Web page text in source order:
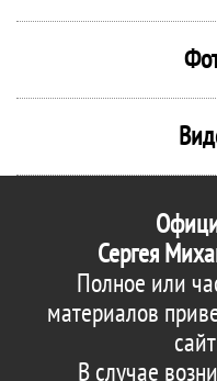
Сергея
Полное или
материалов
сайт
В случае